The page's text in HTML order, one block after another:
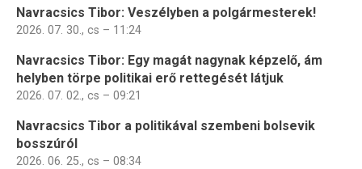
Navracsics Tibor: Veszélyben a polgármesterek!
2026. 07. 30., cs – 11:24
Navracsics Tibor: Egy magát nagynak képzelő, ám
helyben törpe politikai erő rettegését látjuk
2026. 07. 02., cs – 09:21
Navracsics Tibor a politikával szembeni bolsevik
bosszúról
2026. 06. 25., cs – 08:34